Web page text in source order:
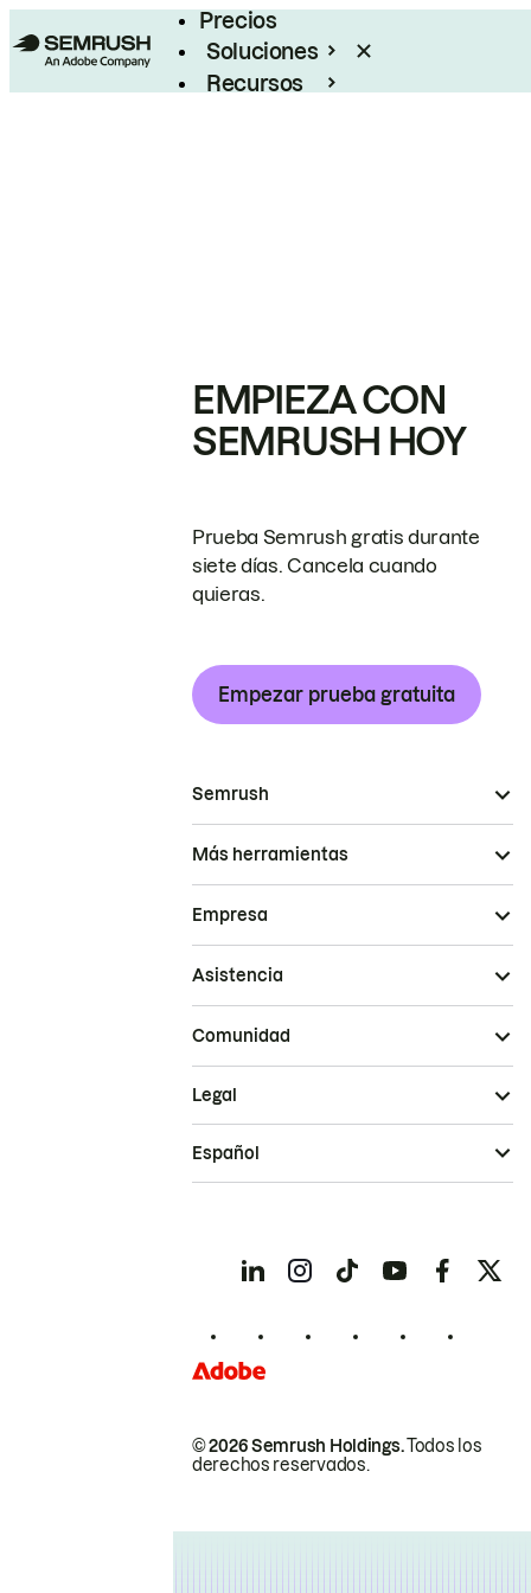
Precios
Soluciones
Recursos
EMPIEZA CON
SEMRUSH HOY
Prueba Semrush gratis durante
siete días. Cancela cuando
quieras.
Empezar prueba gratuita
Semrush
Más herramientas
Empresa
Asistencia
Comunidad
© 2026 Semrush Holdings.Todos los
derechos reservados.
Legal
Español